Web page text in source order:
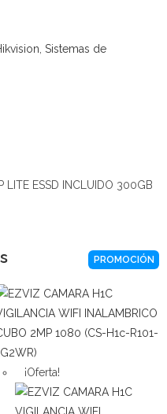
Sistemas de
LITE ESSD INCLUIDO 300GB
PROMOCIÓN
¡Oferta!